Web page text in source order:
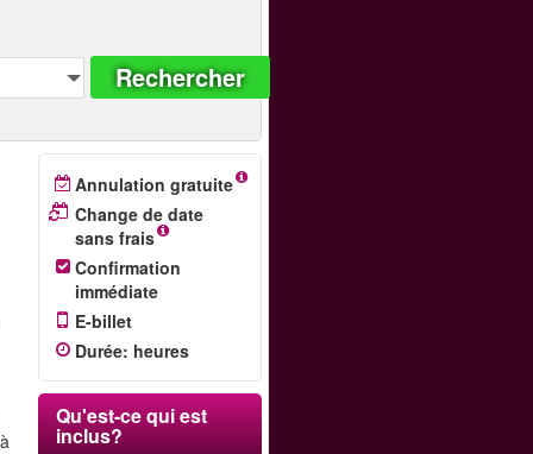
Rechercher
Annulation gratuite
Change de date
sans frais
Confirmation
immédiate
E-billet
Durée: heures
Qu'est-ce qui est
inclus?